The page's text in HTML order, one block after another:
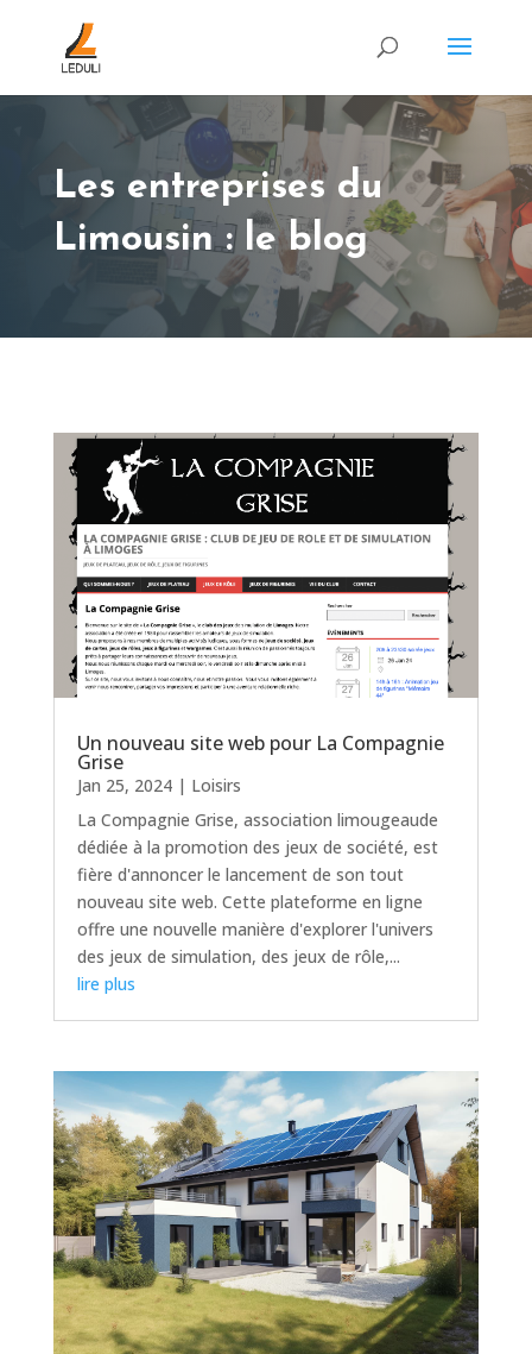
Les entreprises du
Limousin : le blog
Un nouveau site web pour La Compagnie
Grise
Jan 25, 2024| Loisirs
La Compagnie Grise, association limougeaude
dédiée à la promotion des jeux de société, est
fière d'annoncer le lancement de son tout
nouveau site web. Cette plateforme en ligne
offre une nouvelle manière d'explorer l'univers
des jeux de simulation, des jeux de rôle,...
lire plus